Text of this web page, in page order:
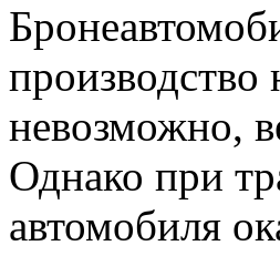
невозможно,
Однако при
автомобиля